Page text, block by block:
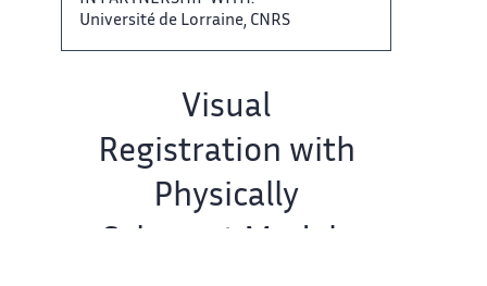
Université ‌ de Lorraine, CNRS
Visual
Registration with ​​
Physically